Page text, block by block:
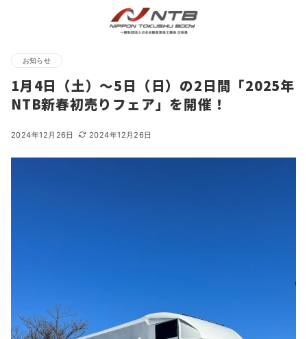
お知らせ
1月4日（土）～5日（日）の2日間「2025年
NTB新春初売りフェア」を開催！
2024年12月26日 2024年12月26日